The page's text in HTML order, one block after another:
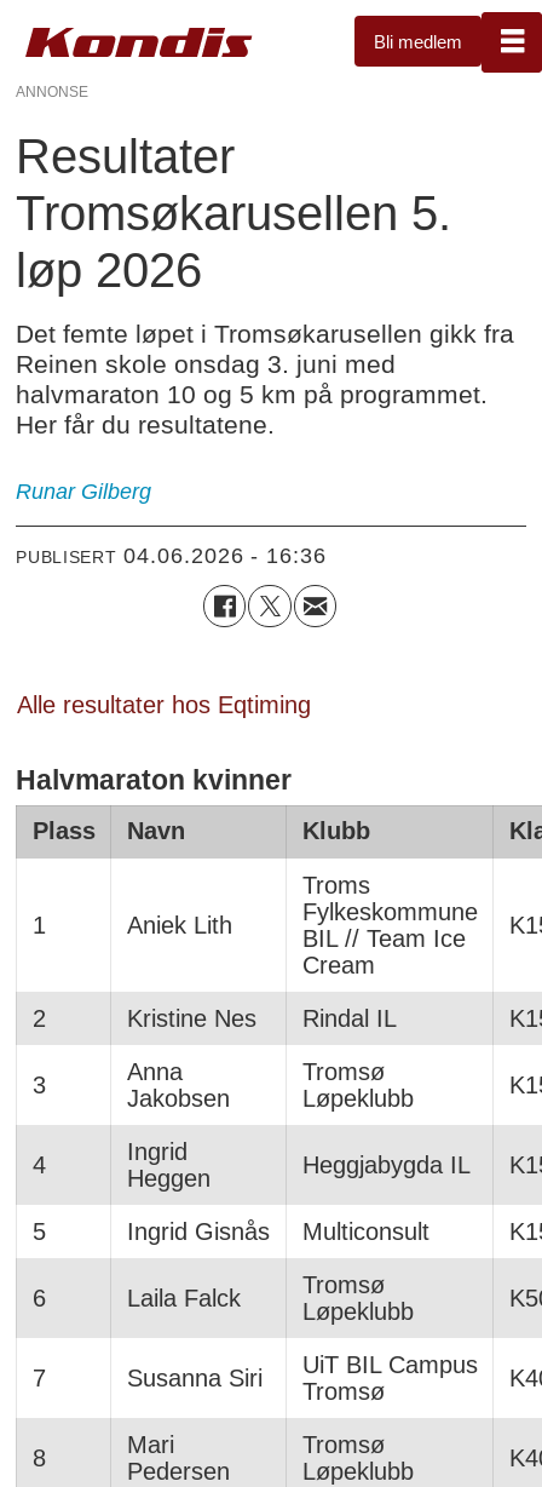
Bli medlem
ANNONSE
Resultater
Tromsøkarusellen 5.
løp 2026
Det femte løpet i Tromsøkarusellen gikk fra
Reinen skole onsdag 3. juni med
halvmaraton 10 og 5 km på programmet.
Her får du resultatene.
Runar Gilberg
PUBLISERT 04.06.2026 - 16:36
Alle resultater hos Eqtiming
Halvmaraton kvinner
Plass Navn Klubb
1 Aniek Lith
Troms
Fylkeskommune
BIL // Team Ice
Cream
2 Kristine Nes Rindal IL
3
Anna
Jakobsen
Tromsø
Løpeklubb
4
Ingrid
Heggen
Heggjabygda IL
5 Ingrid Gisnås Multiconsult
6 Laila Falck
Tromsø
Løpeklubb
7 Susanna Siri
UiT BIL Campus
Tromsø
8
Mari
Pedersen
Tromsø
Løpeklubb